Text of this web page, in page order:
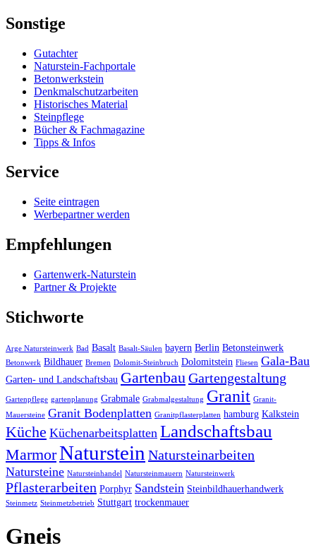
Sonstige
Gutachter
Naturstein-Fachportale
Betonwerkstein
Denkmalschutzarbeiten
Historisches Material
Steinpflege
Bücher & Fachmagazine
Tipps & Infos
Service
Seite eintragen
Werbepartner werden
Empfehlungen
Gartenwerk-Naturstein
Partner & Projekte
Stichworte
Arge Natursteinwerk Bad Basalt Basalt-Säulen bayern Berlin Betonsteinwerk
Betonwerk Bildhauer Bremen Dolomit-Steinbruch Dolomitstein Fliesen Gala-Bau
Garten- und Landschaftsbau Gartenbau Gartengestaltung
Gartenpflege gartenplanung Grabmale Grabmalgestaltung Granit Granit-
Mauersteine Granit Bodenplatten Granitpflasterplatten hamburg Kalkstein
Küche Küchenarbeitsplatten Landschaftsbau
MarmorNaturstein Natursteinarbeiten
Natursteine Natursteinhandel Natursteinmauern Natursteinwerk
Pflasterarbeiten Porphyr Sandstein Steinbildhauerhandwerk
Steinmetz Steinmetzbetrieb Stuttgart trockenmauer
Gneis